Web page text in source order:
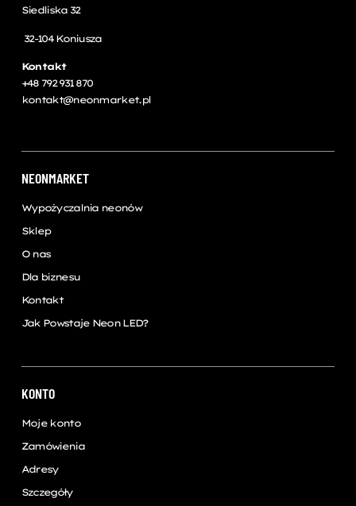
Siedliska 32
32-104 Koniusza
Kontakt
+48 792 931 870
kontakt@neonmarket.pl
NEONMARKET
Wypożyczalnia neonów
Sklep
O nas
Dla biznesu
Kontakt
Jak Powstaje Neon LED?
KONTO
Moje konto
Zamówienia
Adresy
Szczegóły